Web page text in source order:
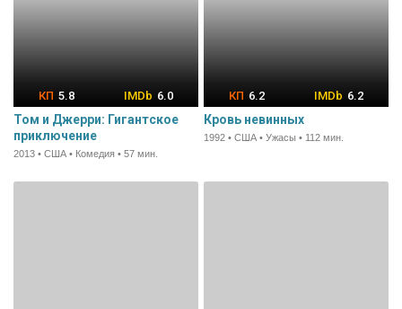
5.8 6.0
Том и Джерри: Гигантское
приключение
2013 • США • Комедия • 57 мин.
6.2 6.2
Кровь невинных
1992 • США • Ужасы • 112 мин.